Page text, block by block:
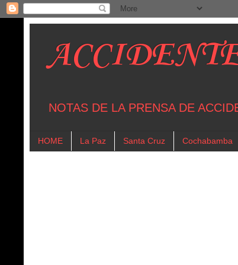
NOTAS DE LA PRENSA DE
HOME La Paz Santa Cruz Cochabamba